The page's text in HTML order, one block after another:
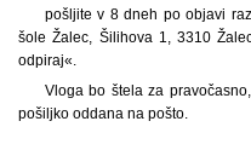
pošljite v 8 dneh po objavi
šole Žalec, Šilihova 1, 3310
odpiraj«.
Vloga bo štela za
pošiljko oddana na pošto.